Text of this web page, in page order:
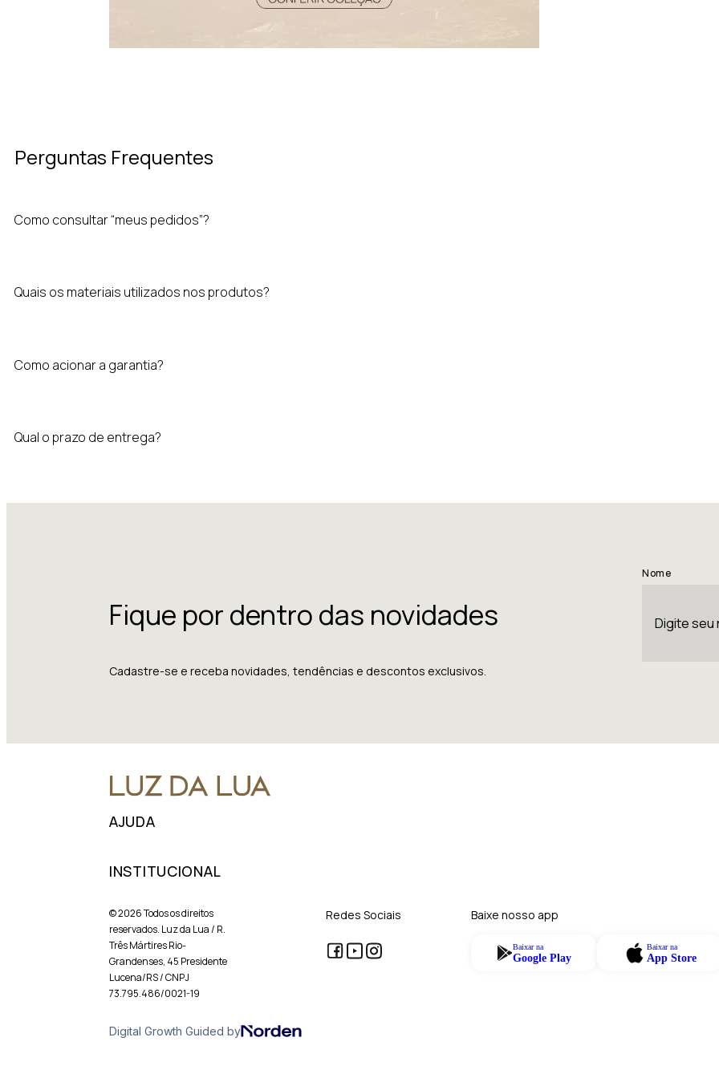
Perguntas Frequentes
Como consultar “meus pedidos”?
Quais os materiais utilizados nos produtos?
Como acionar a garantia?
Qual o prazo de entrega?
Fique por dentro das novidades
Cadastre-se e receba novidades, tendências e descontos exclusivos.
Nome
AJUDA
INSTITUCIONAL
© 2026 Todos os direitos
reservados. Luz da Lua / R.
Três Mártires Rio-
Grandenses, 45 Presidente
Lucena/RS / CNPJ
73.795.486/0021-19
Redes Sociais Baixe nosso app
Baixar na
Google Play
Baixar na
App Store
Digital Growth Guided by